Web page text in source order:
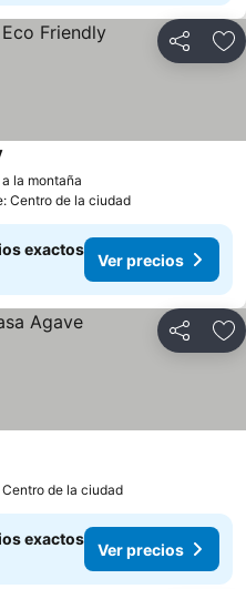
Compartir
la montaña
Centro de la ciudad
exactos
Ver precios
Compartir
de la ciudad
exactos
Ver precios